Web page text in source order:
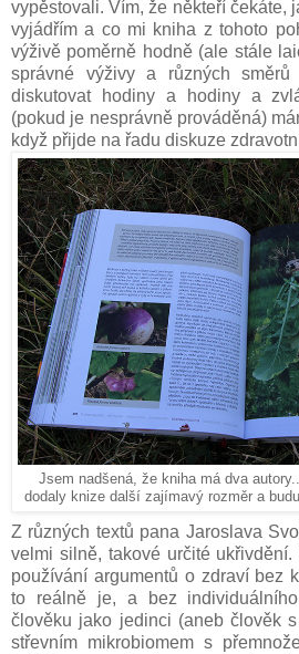
vypěstovali. Vím, že někteří čekáte,
vyjádřím a co mi kniha z tohoto
výživě poměrně hodně (ale stále
správné výživy a různých
diskutovat hodiny a hodiny a
(pokud je nesprávně prováděná)
když přijde na řadu diskuze
Jsem nadšená, že kniha má dva
dodaly knize další zajímavý rozměr a
Z různých textů pana Jaroslava
velmi silně, takové určité
používání argumentů o zdraví bez
to reálně je, a bez
člověku jako jedinci (aneb člověk
střevním mikrobiomem s